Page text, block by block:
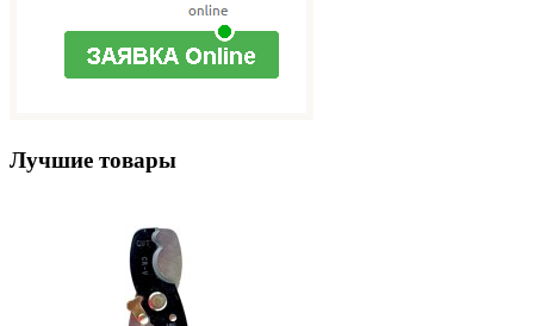
Лучшие товары